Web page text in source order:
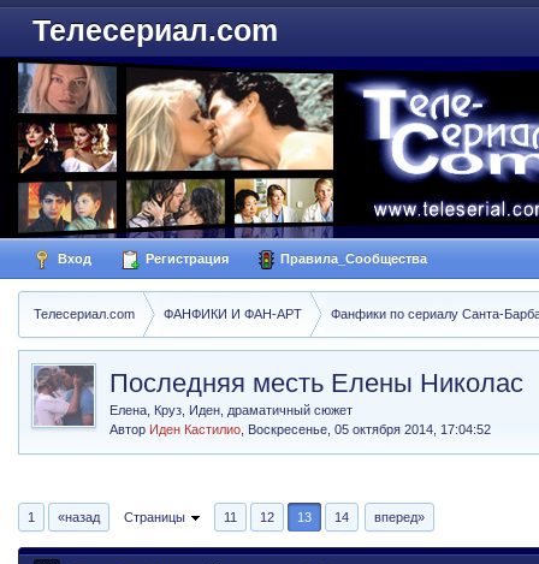
Телесериал.com
Вход Регистрация Правила_Сообщества
Телесериал.com ФАНФИКИ И ФАН-АРТ Фанфики по сериалу Санта-
Последняя месть Елены Николас
Елена, Круз, Иден, драматичный сюжет
Автор Иден Кастилио Воскресенье, 05 октября 2014, 17:04:52
1 «назад Страницы 11 12 13 14 вперед»